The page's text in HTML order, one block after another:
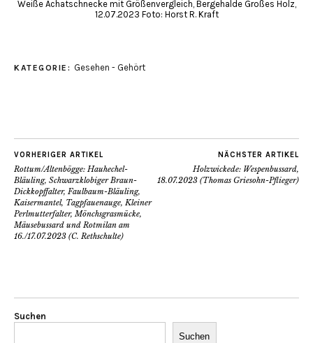
Weiße Achatschnecke mit Größenvergleich, Bergehalde Großes Holz,
12.07.2023 Foto: Horst R. Kraft
KATEGORIE: Gesehen - Gehört
VORHERIGER ARTIKEL
Rottum/Altenbögge: Hauhechel-
Bläuling, Schwarzklobiger Braun-
Dickkopffalter, Faulbaum-Bläuling,
Kaisermantel, Tagpfauenauge, Kleiner
Perlmutterfalter, Mönchsgrasmücke,
Mäusebussard und Rotmilan am
16./17.07.2023 (C. Rethschulte)
NÄCHSTER ARTIKEL
Holzwickede: Wespenbussard,
18.07.2023 (Thomas Griesohn-Pflieger)
Suchen
Suchen